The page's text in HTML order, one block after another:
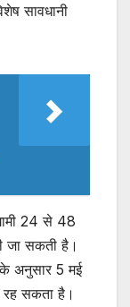
सावधानी
24 से 48
जा सकती है।
के अनुसार 5 मई
रह सकता है।